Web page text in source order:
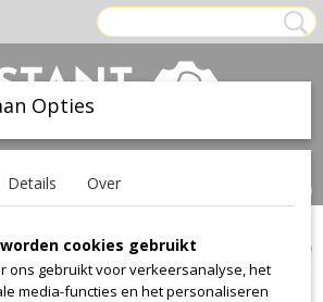
(0)
>collection 1416>collection 1416 1200
Opties
Details Over
cookies gebruikt
ons gebruikt voor verkeersanalyse, het
media-functies en het personaliseren